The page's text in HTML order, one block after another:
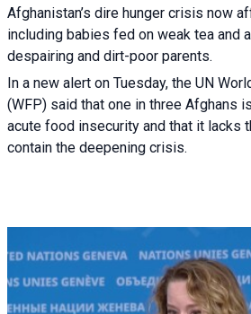
Afghanistan’s dire hunger crisis now
including babies fed on weak tea and
despairing and dirt-poor parents.
In a new alert on Tuesday, the UN
(WFP) said that one in three Afghans
acute food insecurity and that it lacks
contain the deepening crisis.